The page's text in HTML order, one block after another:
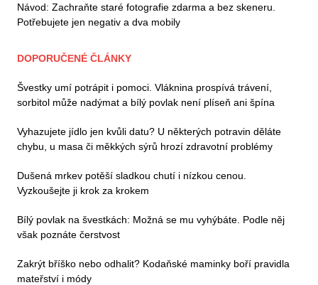
Návod: Zachraňte staré fotografie zdarma a bez skeneru.
Potřebujete jen negativ a dva mobily
DOPORUČENÉ ČLÁNKY
Švestky umí potrápit i pomoci. Vláknina prospívá trávení,
sorbitol může nadýmat a bílý povlak není plíseň ani špína
Vyhazujete jídlo jen kvůli datu? U některých potravin děláte
chybu, u masa či měkkých sýrů hrozí zdravotní problémy
Dušená mrkev potěší sladkou chutí i nízkou cenou.
Vyzkoušejte ji krok za krokem
Bílý povlak na švestkách: Možná se mu vyhýbáte. Podle něj
však poznáte čerstvost
Zakrýt bříško nebo odhalit? Kodaňské maminky boří pravidla
mateřství i módy